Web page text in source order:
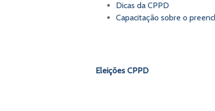
Dicas da CPPD
Capacitação sobre o
Eleições CPPD